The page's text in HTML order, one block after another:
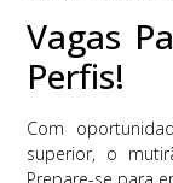
Vagas
Perfis!
Com
superior, o